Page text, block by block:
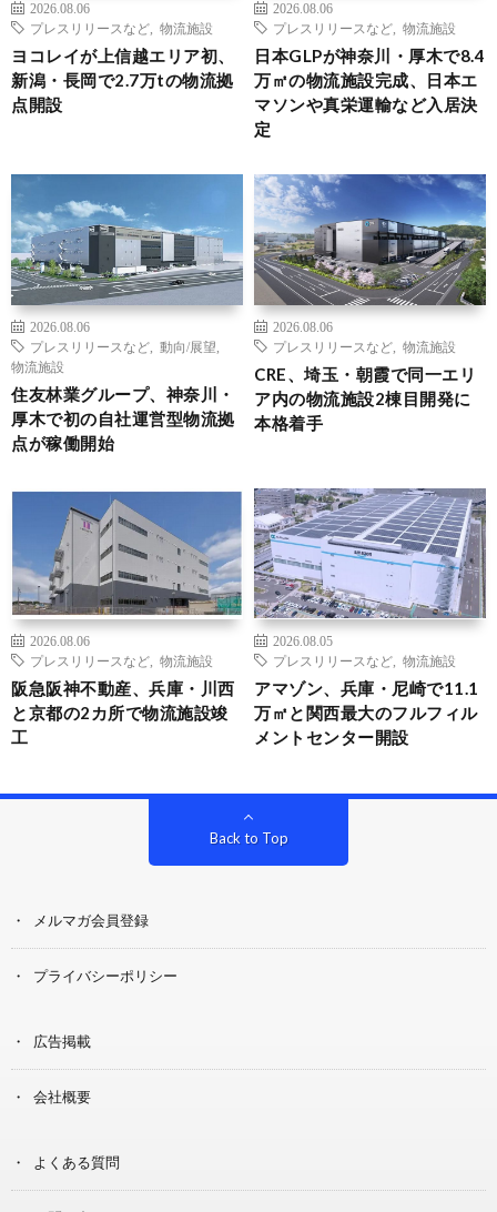
2026.08.06
プレスリリースなど
物流施設
ヨコレイが上信越エリア初、
新潟・長岡で2.7万tの物流拠
点開設
2026.08.06
プレスリリースなど
物流施設
日本GLPが神奈川・厚木で8.4
万㎡の物流施設完成、日本エ
マソンや真栄運輸など入居決
定
2026.08.06
プレスリリースなど
動向/展望
物流施設
住友林業グループ、神奈川・
厚木で初の自社運営型物流拠
点が稼働開始
2026.08.06
プレスリリースなど
物流施設
CRE、埼玉・朝霞で同一エリ
ア内の物流施設2棟目開発に
本格着手
2026.08.06
プレスリリースなど
物流施設
阪急阪神不動産、兵庫・川西
と京都の2カ所で物流施設竣
工
2026.08.05
プレスリリースなど
物流施設
アマゾン、兵庫・尼崎で11.1
万㎡と関西最大のフルフィル
メントセンター開設
Back to Top
メルマガ会員登録
プライバシーポリシー
広告掲載
会社概要
よくある質問